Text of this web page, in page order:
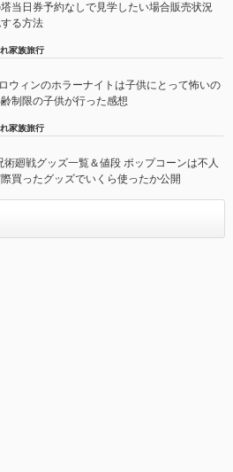
当日券予約なしで見学したい場合販売状況
る方法
家族旅行
ウィンのホラーナイトは子供にとって怖いの
制限の子供が行った感想
家族旅行
術廻戦グッズ一覧＆値段 ポップコーンは不人
買ったグッズでいくら使ったか公開